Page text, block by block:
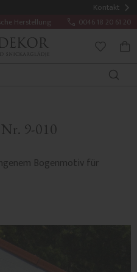
Kontakt
Herstellung 0046 18 20 61 20
9-010
Bogenmotiv für